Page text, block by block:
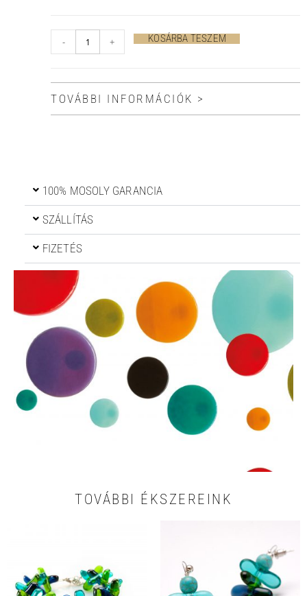
- + KOSÁRBA TESZEM
TOVÁBBI INFORMÁCIÓK >
100% MOSOLY GARANCIA
SZÁLLÍTÁS
FIZETÉS
TOVÁBBI ÉKSZEREINK